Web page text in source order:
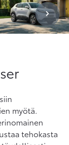
myötä.
tehokasta